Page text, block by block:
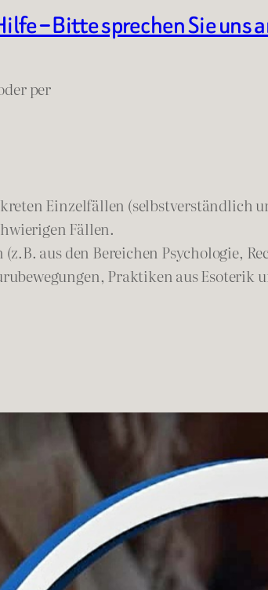
– Bitte sprechen Sie uns
per
Einzelfällen (selbstverständlich
Fällen.
aus den Bereichen Psychologie,
Praktiken aus